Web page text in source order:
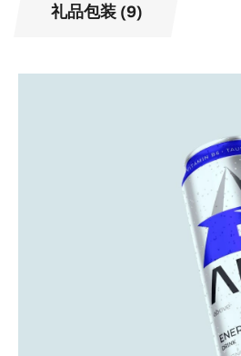
礼品包装 (9)